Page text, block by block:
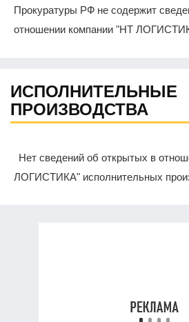
Прокуратуры РФ не содержит
отношении компании "НТ
ИСПОЛНИТЕЛЬНЫЕ
ПРОИЗВОДСТВА
Нет сведений об открытых в
ЛОГИСТИКА" исполнительных